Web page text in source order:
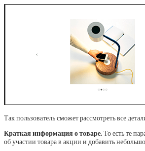
Так пользователь сможет рассмотреть все
Краткая информация о товаре.То есть те
об участии товара в акции и добавить